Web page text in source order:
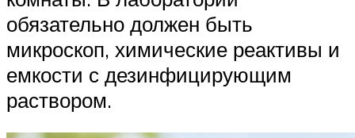
обязательно должен быть
микроскоп, химические реактивы и
емкости с дезинфицирующим
раствором.